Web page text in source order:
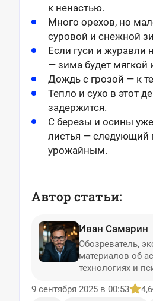
к ненастью.
Много орехов, но
суровой и снежной
Если гуси и журавли
— зима будет мягкой
Дождь с грозой — к
Тепло и сухо в этот
задержится.
С березы и осины
листья — следующий
урожайным.
Автор статьи:
Иван Самарин
Обозреватель,
материалов об
технологиях и
9 сентября 2025 в 00:53
4,6